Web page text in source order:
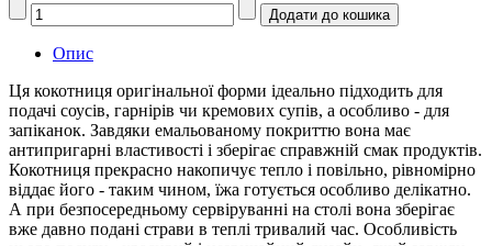
Опис
Ця кокотниця оригінальної форми ідеально підходить для
подачі соусів, гарнірів чи кремових супів, а особливо - для
запіканок. Завдяки емальованому покриттю вона має
антипригарні властивості і зберігає справжній смак продуктів.
Кокотниця прекрасно накопичує тепло і повільно, рівномірно
віддає його - таким чином, їжа готується особливо делікатно.
А при безпосередньому сервіруванні на столі вона зберігає
вже давно подані страви в теплі тривалий час. Особливість